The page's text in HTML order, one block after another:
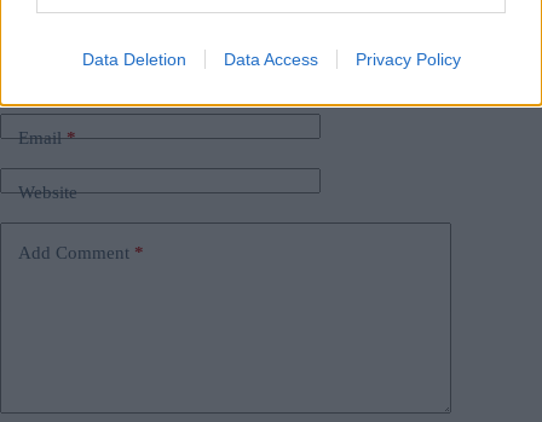
Data Deletion Data Access Privacy Policy
Email*
Website
Add Comment *